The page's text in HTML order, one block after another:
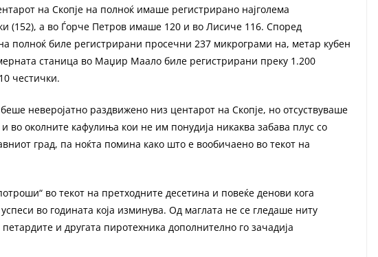
на Скопје на полноќ имаше регистрирано најголема
(152), а во Ѓорче Петров имаше 120 и во Лисиче 116. Според
полноќ биле регистрирани просечни 237 микрограми на, метар кубен
станица во Маџир Маало биле регистрирани преку 1.200
честички.
неверојатно раздвижено низ центарот на Скопје, но отсуствуваше
во околните кафулиња кои не им понудија никаква забава плус со
град, па ноќта помина како што е вообичаено во текот на
во текот на претходните десетина и повеќе денови кога
во годината која изминува. Од маглата не се гледаше ниту
и другата пиротехника дополнително го зачадија